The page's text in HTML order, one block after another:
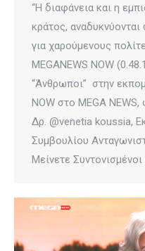
“Η διαφάνεια και η
κράτος,
για χαρούμενους
MEGANEWS NOW
“Άνθρωποι” στην
NOW στο MEGA
Δρ. @venetia koussia,
Συμβουλίου
Μείνετε